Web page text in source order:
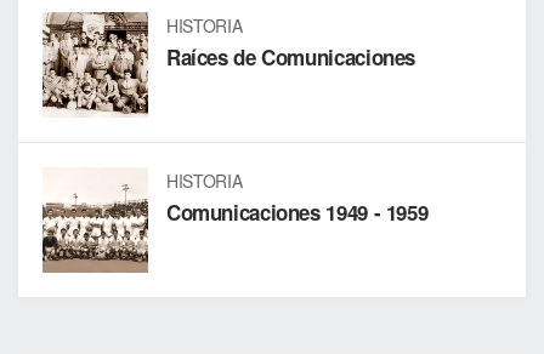
HISTORIA
Raíces de Comunicaciones
HISTORIA
Comunicaciones 1949 - 1959